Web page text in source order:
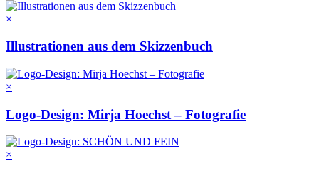
×
Illustrationen aus dem Skizzenbuch
×
Logo-Design: Mirja Hoechst – Fotografie
×